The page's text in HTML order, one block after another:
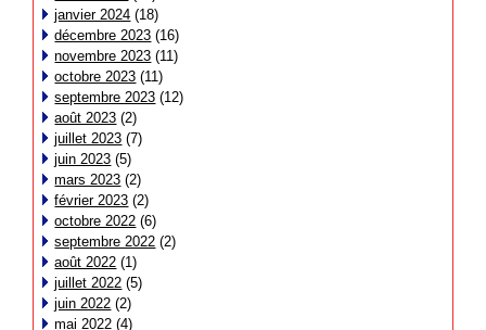
janvier 2024 (18)
décembre 2023 (16)
novembre 2023 (11)
octobre 2023 (11)
septembre 2023 (12)
août 2023 (2)
juillet 2023 (7)
juin 2023 (5)
mars 2023 (2)
février 2023 (2)
octobre 2022 (6)
septembre 2022 (2)
août 2022 (1)
juillet 2022 (5)
juin 2022 (2)
mai 2022 (4)